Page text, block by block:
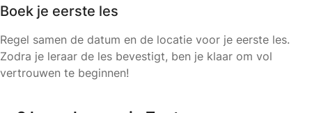
Boek je eerste les
Regel samen de datum en de locatie voor je eerste les.
Zodra je leraar de les bevestigt, ben je klaar om vol
vertrouwen te beginnen!